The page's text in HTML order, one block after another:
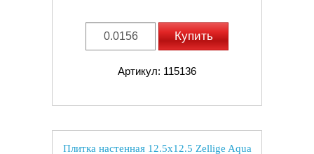
Купить
Артикул: 115136
Плитка настенная 12.5x12.5 Zellige Aqua